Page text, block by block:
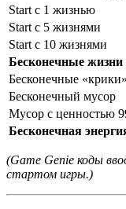
Start с 1 жизнью
Start с 5 жизнями
Start с 10 жизнями
Бесконечные жизни
Бесконечные
Бесконечный мусор
Мусор с ценностью
Бесконечная
(Game Genie коды
стартом игры.)